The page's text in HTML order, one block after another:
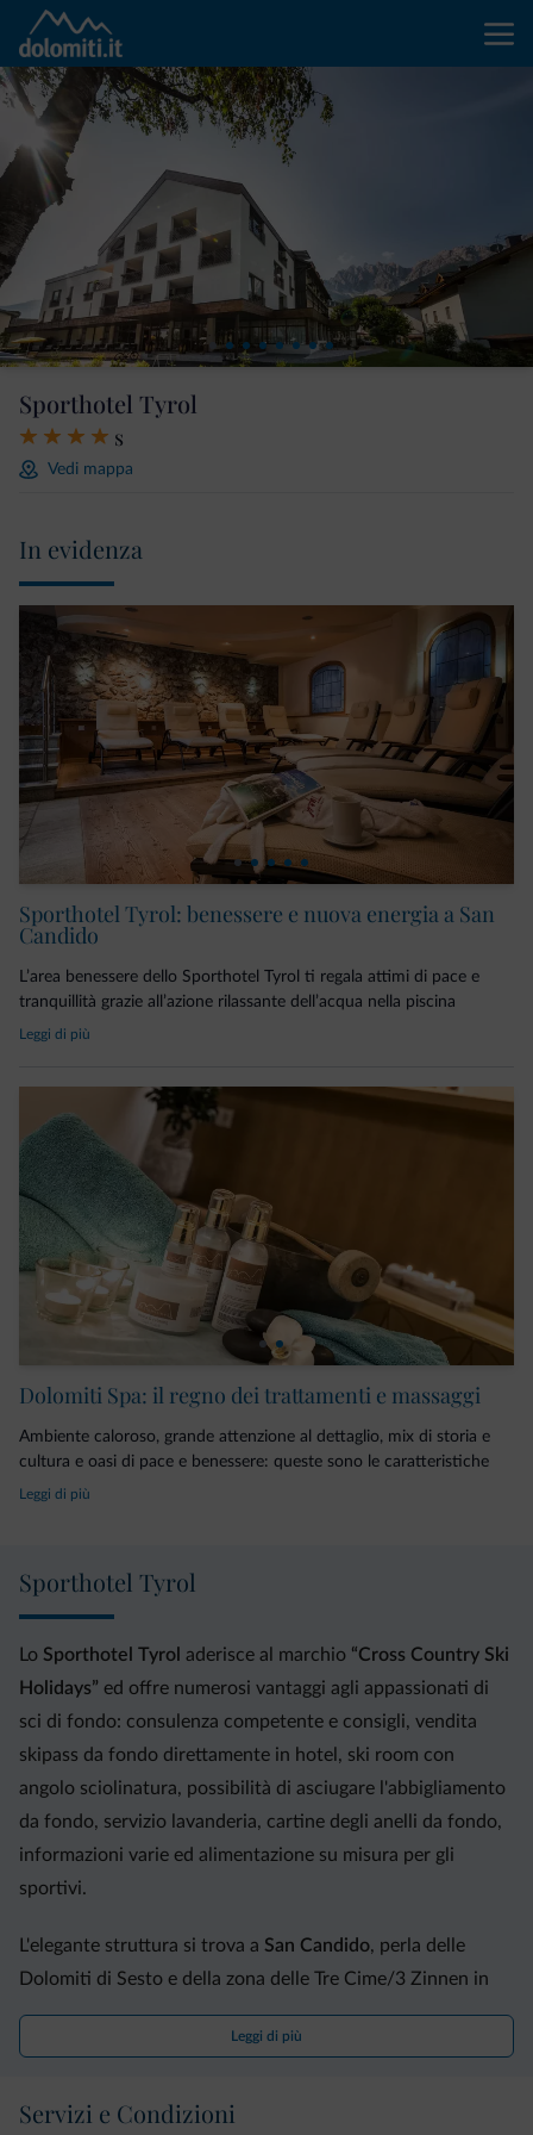
Sporthotel Tyrol
s
Vedi mappa
In evidenza
Sporthotel Tyrol: benessere e nuova energia a San
Candido
L’area benessere dello Sporthotel Tyrol ti regala attimi di pace e
tranquillità grazie all’azione rilassante dell’acqua nella piscina
coperta e nella vasca idromassaggio. Lasciati coccolare dal calore
percorso Kneipp. Un’ampia scelta di massaggi e trattamenti
ridonano nuovo splendore e tonicità a viso e corpo.
Leggi di più
Dolomiti Spa: il regno dei trattamenti e massaggi
Ambiente caloroso, grande attenzione al dettaglio, mix di storia e
cultura e oasi di pace e benessere: queste sono le caratteristiche
che contraddistinguono e rendono unico lo Sporthotel Tyrol. Un
quotidiano ed abbandonarsi al puro piacere.
Trattamenti viso
Viso luminoso e fresco, effetto tensore immediato, livellamento e
attenuazione delle rughe.
60 min. - € 72,00
Un vero e proprio toccasana per le pelli secche.
60 min. - € 72,00
Trattamento per pelli sensibili
calmante, miglioramento visibile dei capillari superficiali.
60 min. - € 72,00
Azione energetica a livello cellulare, grana cutanea più fine,
60 min. - € 72,00
Massaggi
Tonificante e rigenerante per specifiche parti del corpo con
50 min. - € 55,00 / 25 min. - € 32,00
Leggi di più
Sporthotel Tyrol
Lo Sporthotel Tyrol aderisce al marchio “Cross Country Ski
Holidays” ed offre numerosi vantaggi agli appassionati di
sci di fondo: consulenza competente e consigli, vendita
skipass da fondo direttamente in hotel, ski room con
angolo sciolinatura, possibilità di asciugare l'abbigliamento
da fondo, servizio lavanderia, cartine degli anelli da fondo,
informazioni varie ed alimentazione su misura per gli
sportivi.
L'elegante struttura si trova a San Candido, perla delle
Dolomiti di Sesto e della zona delle Tre Cime/3 Zinnen in
Alta Pusteria. Situato in posizione centrale, l'ospitale hotel,
circondato dal verde, è dunque ideale per vacanze estive
attività sportive come il trekking, mountain-bike, pesca,
Leggi di più
Servizi e Condizioni